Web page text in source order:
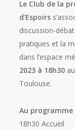
Le Club de la
d’Espoirs
discussion-
pratiques et la
dans l’espace
2023 à 18h30
Toulouse.
Au programme
18h30 Accueil